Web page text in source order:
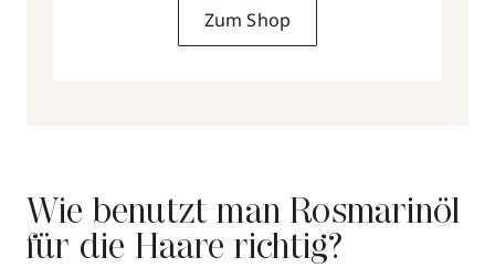
Zum Shop
Wie benutzt man Rosmarinöl
für die Haare richtig?